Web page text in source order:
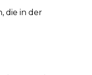
die in der